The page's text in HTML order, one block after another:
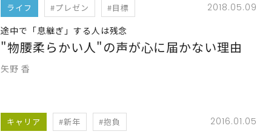
ライフ #プレゼン #目標
2018.05.09
途中で「息継ぎ」する人は残念
"物腰柔らかい人"の声が心に届かない理由
矢野 香
キャリア #新年 #抱負 2016.01.05